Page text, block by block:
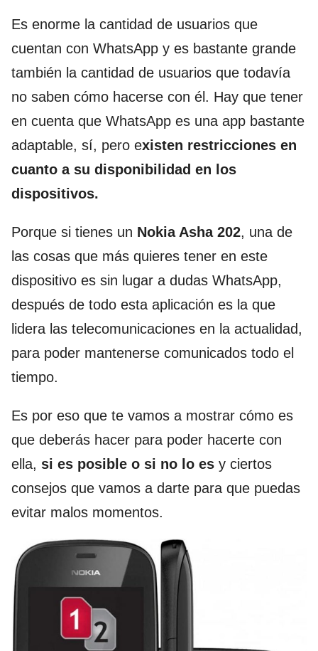
Es enorme la cantidad de usuarios que
cuentan con WhatsApp y es bastante grande
también la cantidad de usuarios que todavía
no saben cómo hacerse con él. Hay que tener
en cuenta que WhatsApp es una app bastante
adaptable, sí, pero existen restricciones en
cuanto a su disponibilidad en los
dispositivos.
Porque si tienes un Nokia Asha 202, una de
las cosas que más quieres tener en este
dispositivo es sin lugar a dudas WhatsApp,
después de todo esta aplicación es la que
lidera las telecomunicaciones en la actualidad,
para poder mantenerse comunicados todo el
tiempo.
Es por eso que te vamos a mostrar cómo es
que deberás hacer para poder hacerte con
ella, si es posible o si no lo es y ciertos
consejos que vamos a darte para que puedas
evitar malos momentos.